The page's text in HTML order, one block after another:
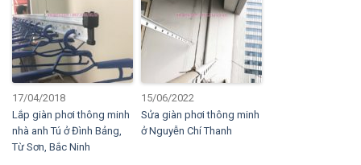
17/04/2018
Lắp giàn phơi thông minh
nhà anh Tú ở Đình Bảng,
Từ Sơn, Bắc Ninh
15/06/2022
Sửa giàn phơi thông minh
ở Nguyễn Chí Thanh